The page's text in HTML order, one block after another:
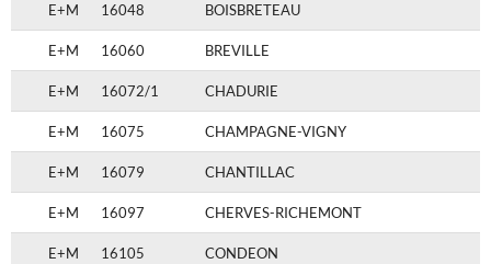
E+M 16048 BOISBRETEAU
E+M 16060 BREVILLE
E+M 16072/1 CHADURIE
E+M 16075 CHAMPAGNE-VIGNY
E+M 16079 CHANTILLAC
E+M 16097 CHERVES-RICHEMONT
E+M 16105 CONDEON